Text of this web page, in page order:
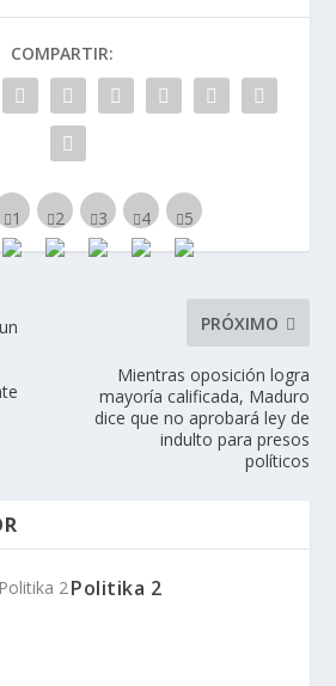
COMPARTIR:
PRÓXIMO
Mientras oposición logra
mayoría calificada, Maduro
dice que no aprobará ley de
indulto para presos
políticos
Politika 2